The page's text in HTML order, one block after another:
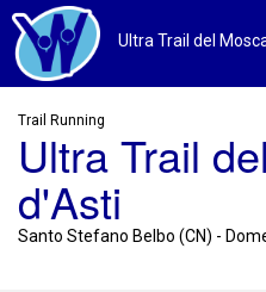
Trail Running
Ultra Trail
d'Asti
Santo Stefano Belbo (CN) -